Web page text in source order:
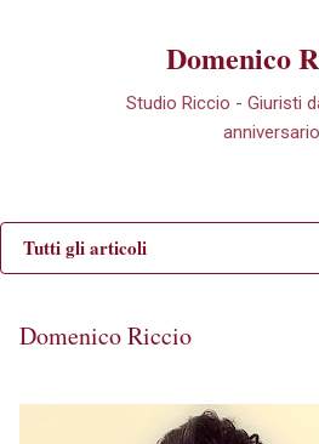
Domenico
Studio Riccio - Giuristi
anniversario
Tutti gli articoli
Domenico Riccio